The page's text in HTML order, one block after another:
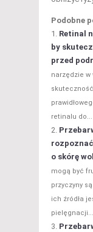
Podobne
Retinal
by
przed
narzędzie
retinalu do...
o skórę
mogą być
przyczyny
ich źródła